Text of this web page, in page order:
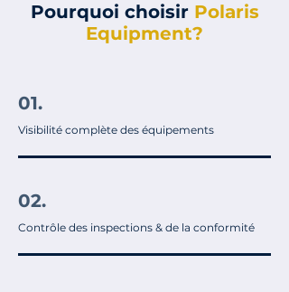
Pourquoi choisir Polaris
Equipment?
01.
Visibilité complète des équipements
02.
Contrôle des inspections & de la conformité